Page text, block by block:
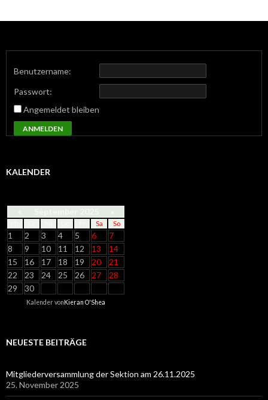
Benutzername:
Passwort:
Angemeldet bleiben
ANMELDEN
KALENDER
« »
Sa So
1 2 3 4 5 6
7
8
9 10 11 12 13
14
15
16 17 18 19 20
21
22
23 24 25 26 27
28
29
30
Kalender vonKieran O'Shea
NEUESTE BEITRÄGE
Mitgliederversammlung der Sektion am 26.11.2025
25. November 2025